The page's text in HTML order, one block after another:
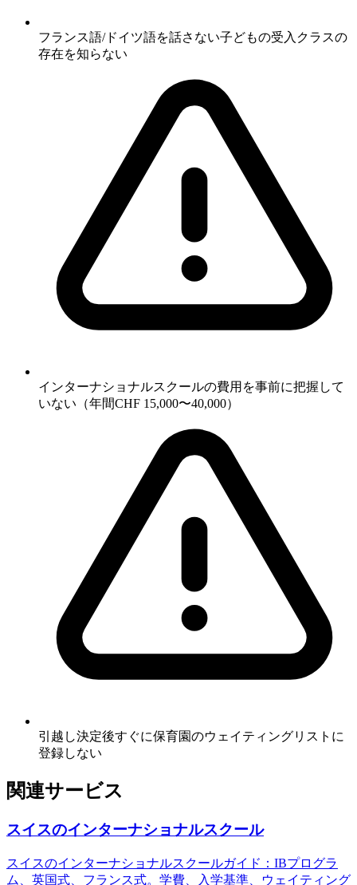
フランス語/ドイツ語を話さない子どもの受入クラスの
存在を知らない
インターナショナルスクールの費用を事前に把握して
いない（年間CHF 15,000〜40,000）
引越し決定後すぐに保育園のウェイティングリストに
登録しない
関連サービス
スイスのインターナショナルスクール
スイスのインターナショナルスクールガイド：IBプログラ
ム、英国式、フランス式。学費、入学基準、ウェイティング